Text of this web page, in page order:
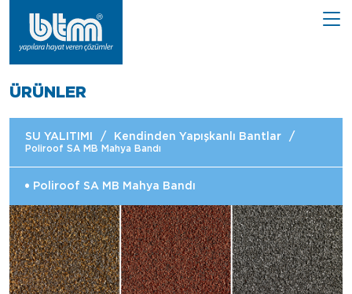
ÜRÜNLER
SU YALITIMI / Kendinden Yapışkanlı Bantlar /
Poliroof SA MB Mahya Bandı
Poliroof SA MB Mahya Bandı